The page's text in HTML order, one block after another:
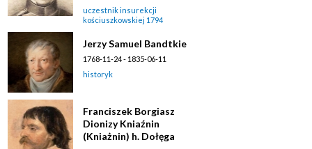
uczestnik insurekcji
kościuszkowskiej 1794
Jerzy Samuel Bandtkie
1768-11-24 - 1835-06-11
historyk
Franciszek Borgiasz
Dionizy Kniaźnin
(Kniażnin) h. Dołęga